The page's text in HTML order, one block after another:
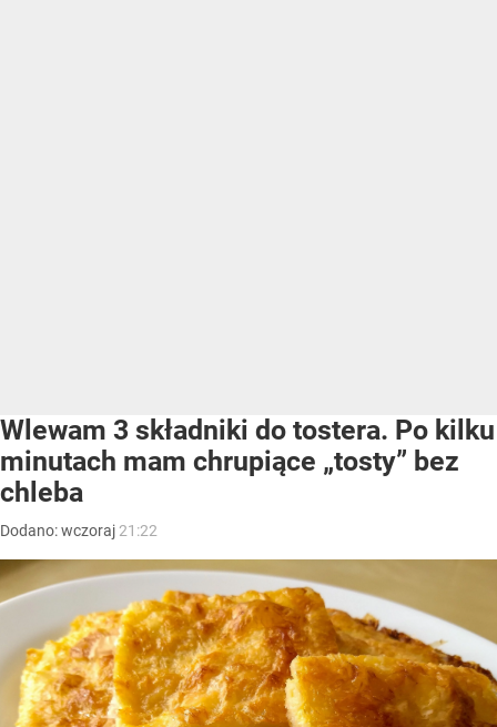
Wlewam 3 składniki do tostera. Po kilku
minutach mam chrupiące „tosty” bez
chleba
Dodano:wczoraj 21:22